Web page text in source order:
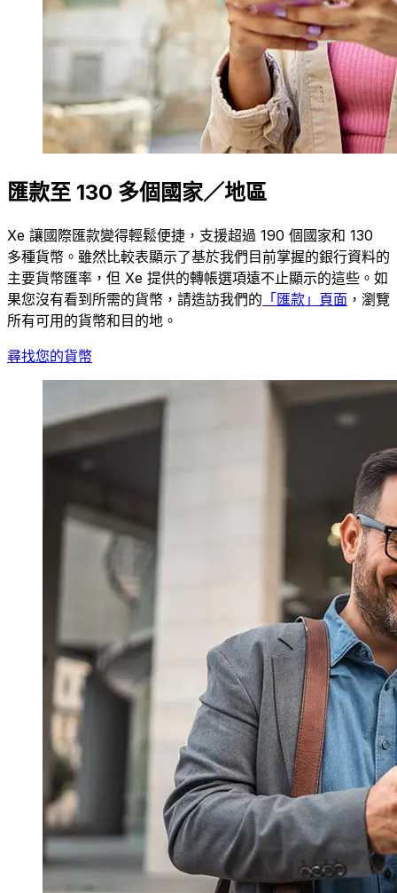
匯款至 130 多個國家／地區
Xe 讓國際匯款變得輕鬆便捷，支援超過 190 個國家和 130
多種貨幣。雖然比較表顯示了基於我們目前掌握的銀行資料的
主要貨幣匯率，但 Xe 提供的轉帳選項遠不止顯示的這些。如
果您沒有看到所需的貨幣，請造訪我們的 「匯款」頁面 ，瀏覽
所有可用的貨幣和目的地。
尋找您的貨幣